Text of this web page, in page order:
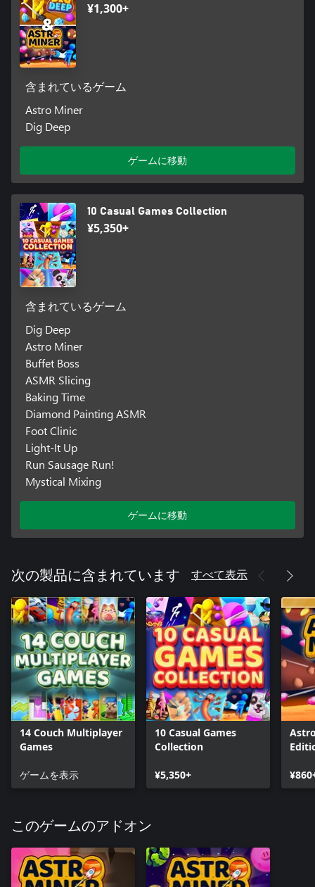
¥1,300+
含まれているゲーム
Astro Miner
Dig Deep
ゲームに移動
10 Casual Games Collection
¥5,350+
含まれているゲーム
Dig Deep
Astro Miner
Buffet Boss
ASMR Slicing
Baking Time
Diamond Painting ASMR
Foot Clinic
Light-It Up
Run Sausage Run!
Mystical Mixing
ゲームに移動
次の製品に含まれています すべて表示
14 Couch Multiplayer
Games
ゲームを表示
10 Casual Games
Collection
¥5,350+
このゲームのアドオン